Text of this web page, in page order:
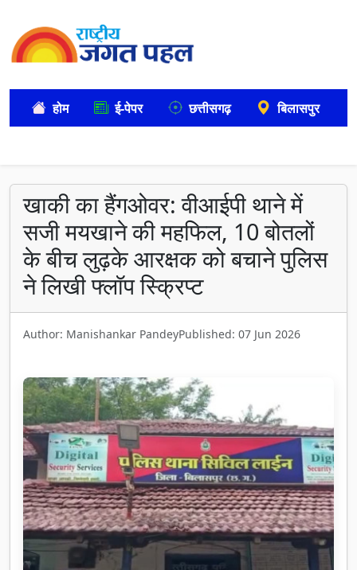
होम ई-पेपर छत्तीसगढ़ बिलासपुर
खाकी का हैंगओवर: वीआईपी थाने में
सजी मयखाने की महफिल, 10 बोतलों
के बीच लुढ़के आरक्षक को बचाने पुलिस
ने लिखी फ्लॉप स्क्रिप्ट
Author: Manishankar PandeyPublished: 07 Jun 2026